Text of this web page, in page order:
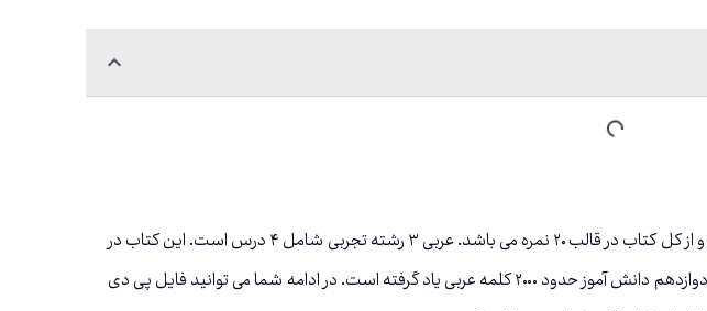
امتحان نهایی عربی ۳ ویژه رشته علوم تجربی صرفا به صورت کتبی و از کل کتاب در قالب ۲۰ نمره می باشد. عربی ۳ رشته تجربی شامل ۴ درس است. این کتاب در
ادامه مباحث درس عربی ۵ سال گذشته می باشد. در پایان کتاب دوازدهم دانش آموز حدود ۲۰۰۰ کلمه عربی یاد گرفته است. در ادامه شما می توانید فایل پی دی